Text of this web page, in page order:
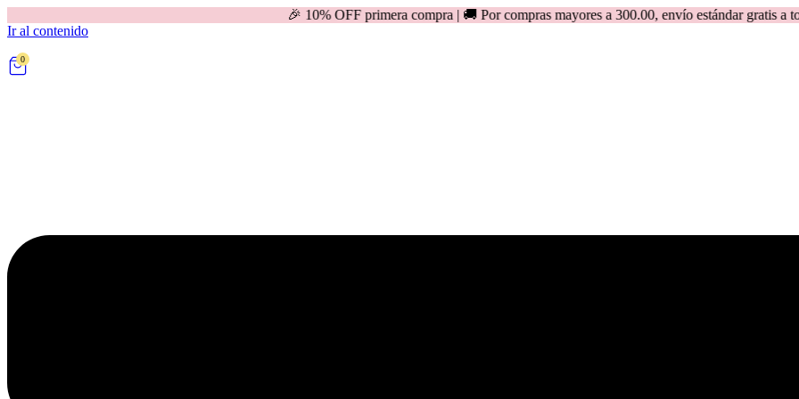
🎉 10% OFF primera compra | 🚚 Por compras mayores a 300.00, envío estándar gratis a todo el
Ir al contenido
0